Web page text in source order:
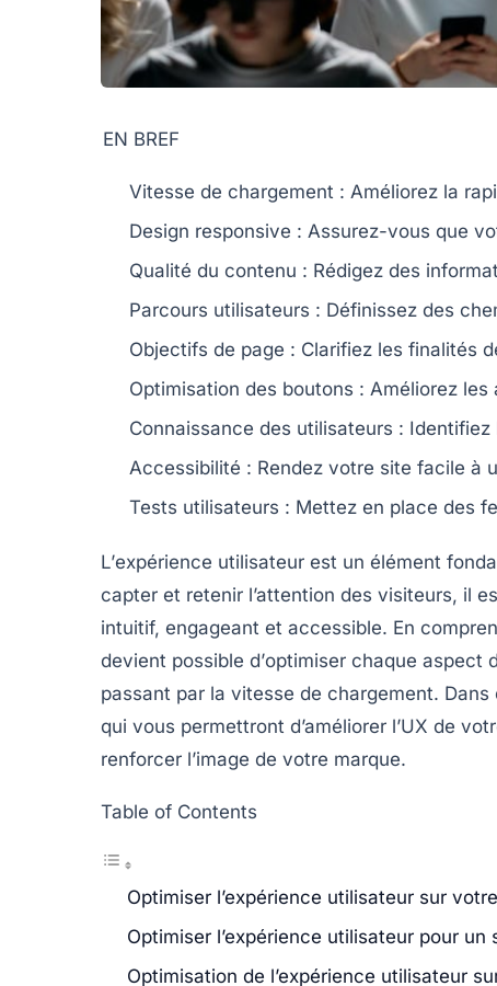
EN BREF
Vitesse de chargement : Améliorez la
Design responsive : Assurez-vous que
Qualité du contenu : Rédigez des
Parcours utilisateurs : Définissez des
Objectifs de page : Clarifiez les finalités
Optimisation des boutons : Améliorez les
Connaissance des utilisateurs : Identifiez
Accessibilité : Rendez votre site facile à
Tests utilisateurs : Mettez en place des
L’expérience utilisateur est un élément
capter et retenir l’attention des visiteurs, il
intuitif, engageant et accessible. En
devient possible d’optimiser chaque aspect
passant par la vitesse de chargement.
qui vous permettront d’améliorer l’UX de
renforcer l’image de votre marque.
Table of Contents
Optimiser l’expérience utilisateur sur
Optimiser l’expérience utilisateur pour
Optimisation de l’expérience utilisateur